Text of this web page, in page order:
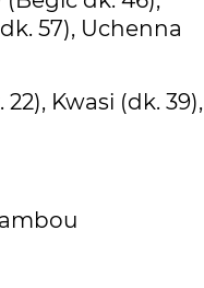
57), Uchenna
Kwasi (dk. 39),